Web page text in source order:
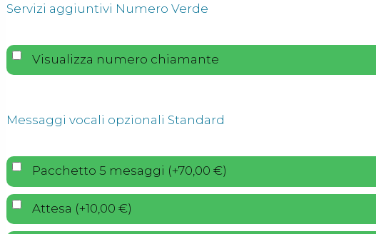
Servizi aggiuntivi Numero Verde
Visualizza numero chiamante
Messaggi vocali opzionali Standard
Pacchetto 5 mesaggi (+70,00€)
Attesa (+10,00€)